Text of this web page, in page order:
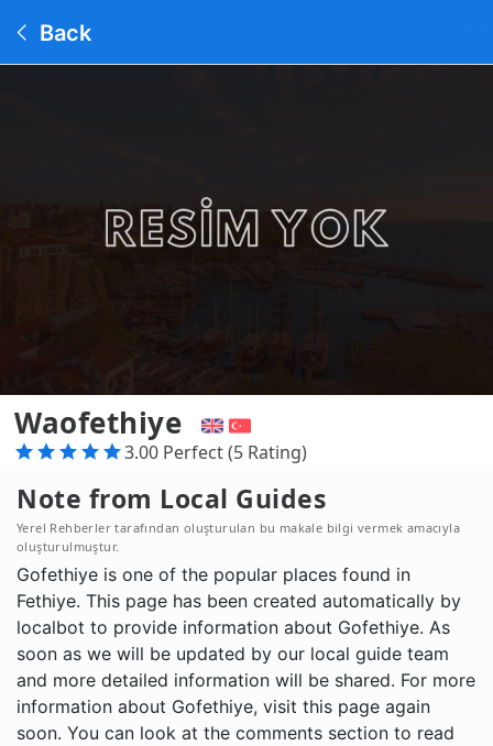
Back
Waofethiye
3.00 Perfect (5 Rating)
Note from Local Guides
Yerel Rehberler tarafından oluşturulan bu makale bilgi vermek amacıyla
oluşturulmuştur.
Gofethiye is one of the popular places found in
Fethiye. This page has been created automatically by
localbot to provide information about Gofethiye. As
soon as we will be updated by our local guide team
and more detailed information will be shared. For more
information about Gofethiye, visit this page again
soon. You can look at the comments section to read